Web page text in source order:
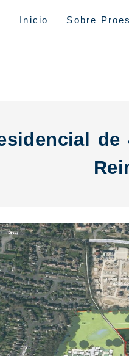
Inicio Sobre Proes